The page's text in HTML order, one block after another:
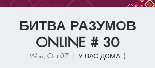
БИТВА РАЗУМОВ
ONLINE # 30
Wed, Oct 07
  |
У ВАС ДОМА :)